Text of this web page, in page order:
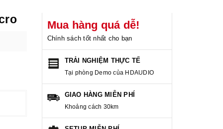
Mua hàng quá dễ!
Chính sách tốt nhất cho bạn
TRẢI NGHIỆM THỰC TẾ
Tại phòng Demo của HDAUDIO
GIAO HÀNG MIỄN PHÍ
Khoảng cách 30km